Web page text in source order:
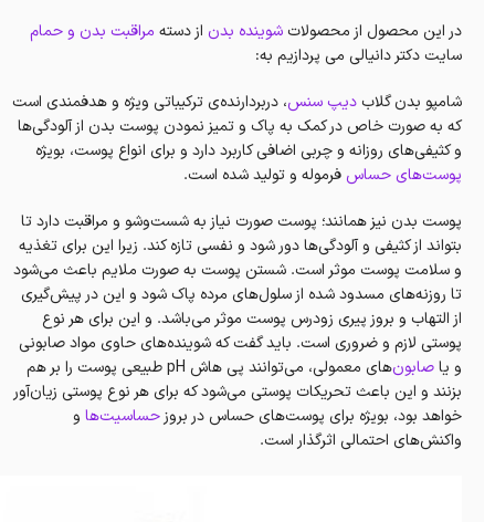
در این محصول از محصولات شوینده بدن از دسته مراقبت بدن و حمام
سایت دکتر دانیالی می پردازیم به:
شامپو بدن گلاب دیپ سنس، دربردارنده‌ی ترکیباتی ویژه و هدفمندی است
که به صورت خاص در کمک به پاک و تمیز نمودن پوست بدن از آلودگی‌ها
و کثیفی‌های روزانه و چربی اضافی کاربرد دارد و برای انواع پوست، بویژه
پوست‌های حساس فرموله و تولید شده است.
پوست بدن نیز همانند؛ پوست صورت نیاز به شست‌وشو و مراقبت دارد تا
بتواند از کثیفی و آلودگی‌ها دور شود و نفسی تازه کند. زیرا این برای تغذیه
و سلامت پوست موثر است. شستن پوست به صورت ملایم باعث می‌شود
تا روزنه‌های مسدود شده از سلول‌های مرده پاک شود و این در پیش‌گیری
از التهاب و بروز پیری زودرس پوست موثر می‌باشد. و این برای هر نوع
پوستی لازم و ضروری است. باید گفت که شوینده‌های حاوی مواد صابونی
و یاصابون‌
های معمولی،‌ می‌توانند پی هاش pH طبیعی پوست را بر هم
بزنند و این باعث تحریکات پوستی می‌شود که برای هر نوع پوستی زیان‌آور
خواهد بود، بویژه برای پوست‌های حساس در بروزحساسیت‌ها و
واکنش‌های احتمالی اثر‌گذار است.